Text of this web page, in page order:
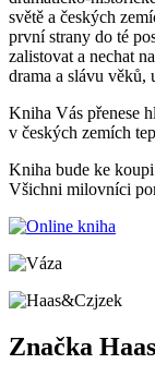
světě a českých
první strany do té
zalistovat a nechat
drama a slávu věků,
Kniha Vás přenese
v českých zemích
Kniha bude ke
Všichni milovníci
Značka